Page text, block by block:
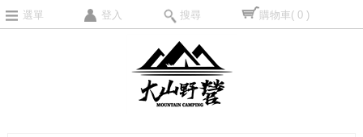
選單 登入 搜尋 購物車( 0 )